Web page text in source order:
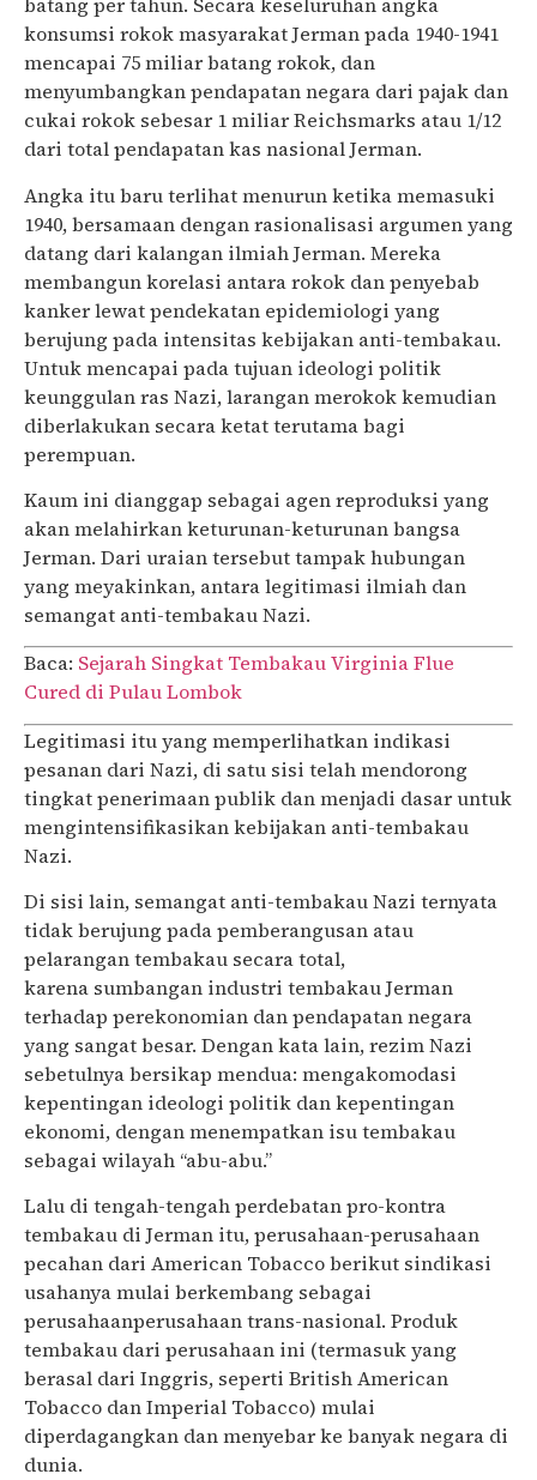
konsumsi rokok masyarakat Jerman pada 1940-1941
mencapai 75 miliar batang rokok, dan
menyumbangkan pendapatan negara dari pajak dan
cukai rokok sebesar 1 miliar Reichsmarks atau 1/12
dari total pendapatan kas nasional Jerman.
Angka itu baru terlihat menurun ketika memasuki
1940, bersamaan dengan rasionalisasi argumen yang
datang dari kalangan ilmiah Jerman. Mereka
membangun korelasi antara rokok dan penyebab
kanker lewat pendekatan epidemiologi yang
berujung pada intensitas kebijakan anti-tembakau.
Untuk mencapai pada tujuan ideologi politik
keunggulan ras Nazi, larangan merokok kemudian
diberlakukan secara ketat terutama bagi
perempuan.
Kaum ini dianggap sebagai agen reproduksi yang
akan melahirkan keturunan-keturunan bangsa
Jerman. Dari uraian tersebut tampak hubungan
yang meyakinkan, antara legitimasi ilmiah dan
semangat anti-tembakau Nazi.
Baca: Sejarah Singkat Tembakau Virginia Flue
Cured di Pulau Lombok
Legitimasi itu yang memperlihatkan indikasi
pesanan dari Nazi, di satu sisi telah mendorong
tingkat penerimaan publik dan menjadi dasar untuk
mengintensifikasikan kebijakan anti-tembakau
Nazi.
Di sisi lain, semangat anti-tembakau Nazi ternyata
tidak berujung pada pemberangusan atau
pelarangan tembakau secara total,
karena sumbangan industri tembakau Jerman
terhadap perekonomian dan pendapatan negara
yang sangat besar. Dengan kata lain, rezim Nazi
sebetulnya bersikap mendua: mengakomodasi
kepentingan ideologi politik dan kepentingan
ekonomi, dengan menempatkan isu tembakau
sebagai wilayah “abu-abu.”
Lalu di tengah-tengah perdebatan pro-kontra
tembakau di Jerman itu, perusahaan-perusahaan
pecahan dari American Tobacco berikut sindikasi
usahanya mulai berkembang sebagai
perusahaanperusahaan trans-nasional. Produk
tembakau dari perusahaan ini (termasuk yang
berasal dari Inggris, seperti British American
Tobacco dan Imperial Tobacco) mulai
diperdagangkan dan menyebar ke banyak negara di
dunia.